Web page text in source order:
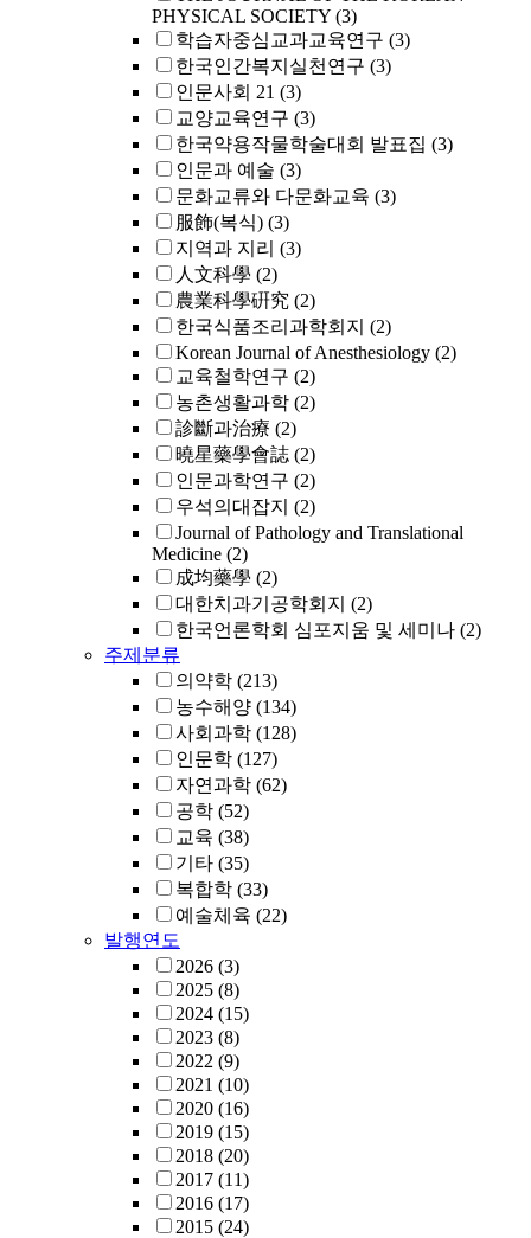
PHYSICAL SOCIETY (3)
학습자중심교과교육연구 (3)
한국인간복지실천연구 (3)
인문사회 21 (3)
교양교육연구 (3)
한국약용작물학술대회 발표집 (3)
인문과 예술 (3)
문화교류와 다문화교육 (3)
服飾(복식) (3)
지역과 지리 (3)
人文科學 (2)
農業科學硏究 (2)
한국식품조리과학회지 (2)
Korean Journal of Anesthesiology (2)
교육철학연구 (2)
농촌생활과학 (2)
診斷과治療 (2)
曉星藥學會誌 (2)
인문과학연구 (2)
우석의대잡지 (2)
Journal of Pathology and Translational
Medicine (2)
成均藥學 (2)
대한치과기공학회지 (2)
한국언론학회 심포지움 및 세미나 (2)
주제분류
의약학 (213)
농수해양 (134)
사회과학 (128)
인문학 (127)
자연과학 (62)
공학 (52)
교육 (38)
기타 (35)
복합학 (33)
예술체육 (22)
발행연도
2026 (3)
2025 (8)
2024 (15)
2023 (8)
2022 (9)
2021 (10)
2020 (16)
2019 (15)
2018 (20)
2017 (11)
2016 (17)
2015 (24)